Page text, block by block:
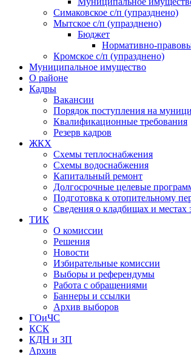
Симаковское с/п (упразднено)
Мытское с/п (упразднено)
Бюджет
Нормативно-
Кромское с/п (упразднено)
Муниципальное имущество
О районе
Кадры
Вакансии
Порядок поступления на
Квалификационные требования
Резерв кадров
ЖКХ
Схемы теплоснабжения
Схемы водоснабжения
Капитальный ремонт
Долгосрочные целевые
Подготовка к отопительному
Сведения о кладбищах и местах
ТИК
О комиссии
Решения
Новости
Избирательные комиссии
Выборы и референдумы
Работа с обращениями
Баннеры и ссылки
Архив выборов
ГОиЧС
КСК
КДН и ЗП
Архив